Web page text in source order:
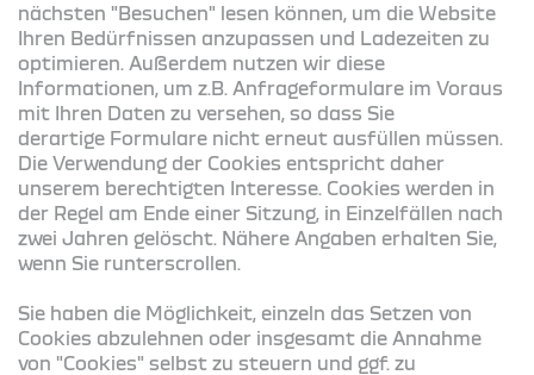
nächsten "Besuchen" lesen können, um die Website
Ihren Bedürfnissen anzupassen und Ladezeiten zu
optimieren. Außerdem nutzen wir diese
Informationen, um z.B. Anfrageformulare im Voraus
mit Ihren Daten zu versehen, so dass Sie
derartige Formulare nicht erneut ausfüllen müssen.
Die Verwendung der Cookies entspricht daher
unserem berechtigten Interesse. Cookies werden in
der Regel am Ende einer Sitzung, in Einzelfällen nach
zwei Jahren gelöscht. Nähere Angaben erhalten Sie,
wenn Sie runterscrollen.
Sie haben die Möglichkeit, einzeln das Setzen von
Cookies abzulehnen oder insgesamt die Annahme
von "Cookies" selbst zu steuern und ggf. zu